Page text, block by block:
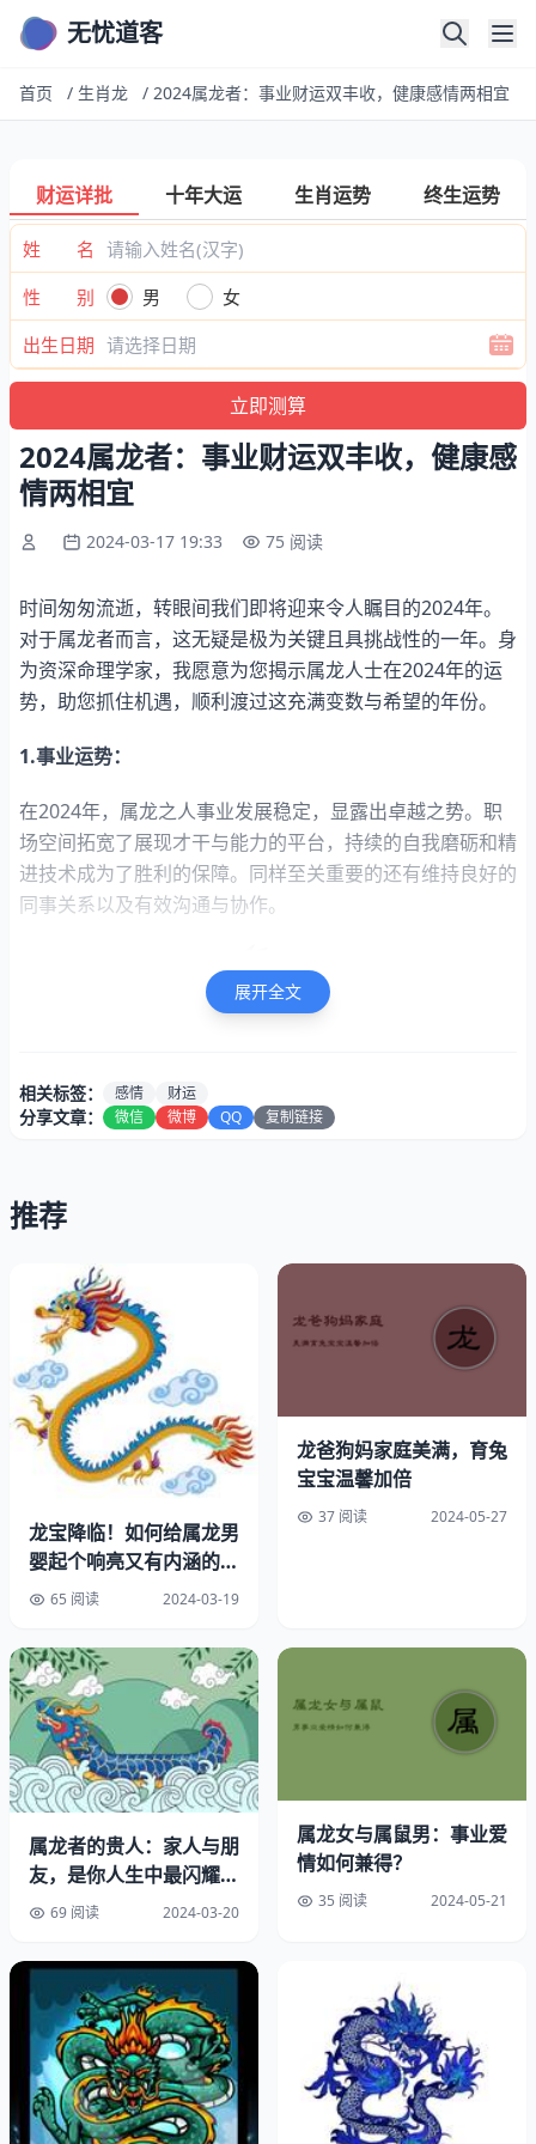
无忧道客
首页 / 生肖龙 / 2024属龙者：事业财运双丰收，健康感情两相宜
财运详批 十年大运 生肖运势 终生运势
姓 名
性 别
男
女
出生日期
2024属龙者：事业财运双丰收，健康感
情两相宜
2024-03-17 19:33 75 阅读
时间匆匆流逝，转眼间我们即将迎来令人瞩目的2024年。
对于属龙者而言，这无疑是极为关键且具挑战性的一年。身
为资深命理学家，我愿意为您揭示属龙人士在2024年的运
势，助您抓住机遇，顺利渡过这充满变数与希望的年份。
1.事业运势：
在2024年，属龙之人事业发展稳定，显露出卓越之势。职
场空间拓宽了展现才干与能力的平台，持续的自我磨砺和精
进技术成为了胜利的保障。同样至关重要的还有维持良好的
同事关系以及有效沟通与协作。
2.财运：
生肖属龙者在2024财气方面运势良好，投资机遇显现，然
而需谨慎控制风险与合理进行投资。同时，日常生活中需加
强节俭观念及财务管理，防止浪费与无谓支出。
3.健康：
在健康管理上，龙年出生者应当注重养成良好的生活方式及
规律性的作息制度。积极参与运动、均衡膳食以及保持乐观
心境均可有效增强人体抵御疾病的能力与免疫系统功能。此
外，还需密切检测自身身体状况，定期进行体检，以便能尽
早察觉并治疗可能存在的健康隐患。
4.感情：
展开全文
相关标签： 感情 财运
分享文章： 微信 微博 QQ 复制链接
推荐
龙宝降临！如何给属龙男
婴起个响亮又有内涵的名
字？65 阅读 2024-03-19
龙爸狗妈家庭美满，育兔
宝宝温馨加倍
37 阅读 2024-05-27
属龙者的贵人：家人与朋
友，是你人生中最闪耀的
北极星
69 阅读 2024-03-20
属龙女与属鼠男：事业爱
情如何兼得？
35 阅读 2024-05-21